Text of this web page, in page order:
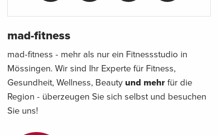
mad-fitness
mad-fitness - mehr als nur ein Fitnessstudio in
Mössingen. Wir sind Ihr Experte für Fitness,
Gesundheit, Wellness, Beauty und mehrfür die
Region - überzeugen Sie sich selbst und besuchen
Sie uns!